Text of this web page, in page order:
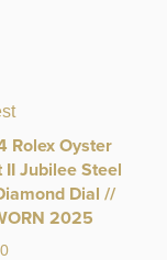
Rolex Oyster
II Jubilee Steel
Dial //
2025